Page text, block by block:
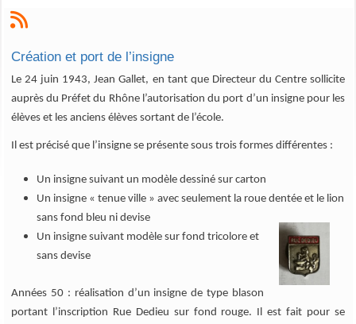
Création et port de l’insigne
Le 24 juin 1943, Jean Gallet, en tant que Directeur du Centre sollicite
auprès du Préfet du Rhône l’autorisation du port d’un insigne pour les
élèves et les anciens élèves sortant de l’école.
Il est précisé que l’insigne se présente sous trois formes différentes :
Un insigne suivant un modèle dessiné sur carton
Un insigne « tenue ville » avec seulement la roue dentée et le lion
sans fond bleu ni devise
Un insigne suivant modèle sur fond tricolore et
sans devise
Années 50 : réalisation d’un insigne de type blason
portant l’inscription Rue Dedieu sur fond rouge. Il est fait pour se